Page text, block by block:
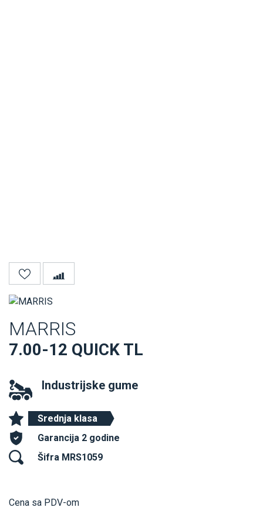
MARRIS
7.00-12 QUICK TL
Industrijske gume
Srednja klasa
Garancija 2 godine
Šifra MRS1059
Cena sa PDV-om